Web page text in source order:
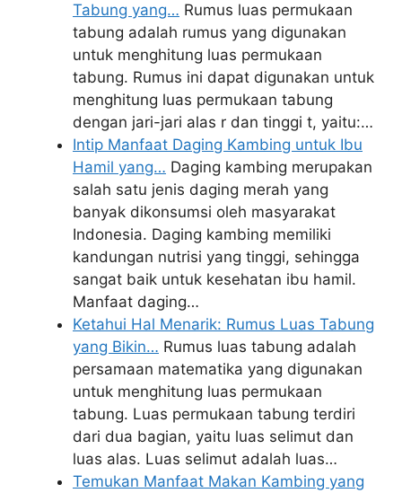
Tabung yang… Rumus luas permukaan
tabung adalah rumus yang digunakan
untuk menghitung luas permukaan
tabung. Rumus ini dapat digunakan untuk
menghitung luas permukaan tabung
dengan jari-jari alas r dan tinggi t, yaitu:…
Intip Manfaat Daging Kambing untuk Ibu
Hamil yang… Daging kambing merupakan
salah satu jenis daging merah yang
banyak dikonsumsi oleh masyarakat
Indonesia. Daging kambing memiliki
kandungan nutrisi yang tinggi, sehingga
sangat baik untuk kesehatan ibu hamil.
Manfaat daging…
Ketahui Hal Menarik: Rumus Luas Tabung
yang Bikin… Rumus luas tabung adalah
persamaan matematika yang digunakan
untuk menghitung luas permukaan
tabung. Luas permukaan tabung terdiri
dari dua bagian, yaitu luas selimut dan
luas alas. Luas selimut adalah luas…
Temukan Manfaat Makan Kambing yang